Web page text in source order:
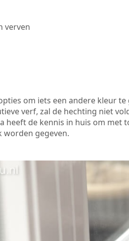
verven
om iets een andere kleur
verf, zal de hechting niet
heeft de kennis in huis om met
gegeven.